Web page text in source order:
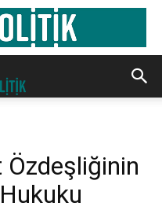
Özdeşliğinin